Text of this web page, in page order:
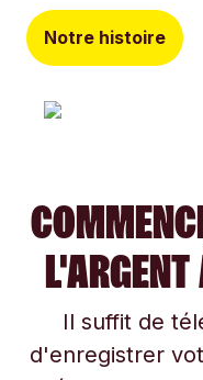
Notre histoire
Il suffit de
d'enregistrer